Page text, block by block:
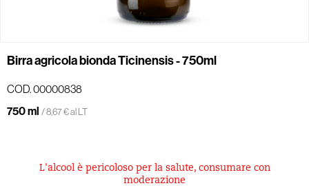
Birra agricola bionda Ticinensis - 750ml
COD. 00000838
750 ml / 8,67 € al LT
L'alcool è pericoloso per la salute, consumare con
moderazione